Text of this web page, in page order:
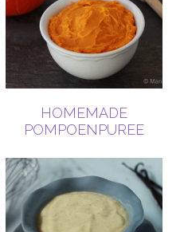
HOMEMADE
POMPOENPUREE